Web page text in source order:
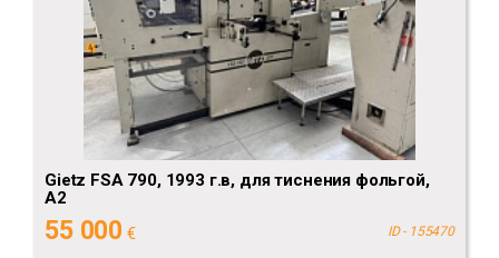
Gietz FSA 790, 1993 г.в, для тиснения фольгой,
А2
55 000 € ID - 155470